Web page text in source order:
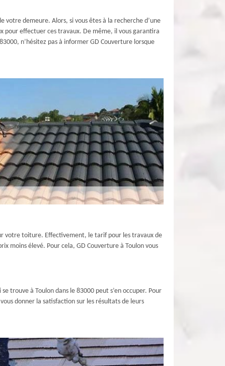
demeure. Alors, si vous êtes à la recherche d’une
pour effectuer ces travaux. De même, il vous garantira
n’hésitez pas à informer GD Couverture lorsque
votre toiture. Effectivement, le tarif pour les travaux de
moins élevé. Pour cela, GD Couverture à Toulon vous
trouve à Toulon dans le 83000 peut s’en occuper. Pour
donner la satisfaction sur les résultats de leurs